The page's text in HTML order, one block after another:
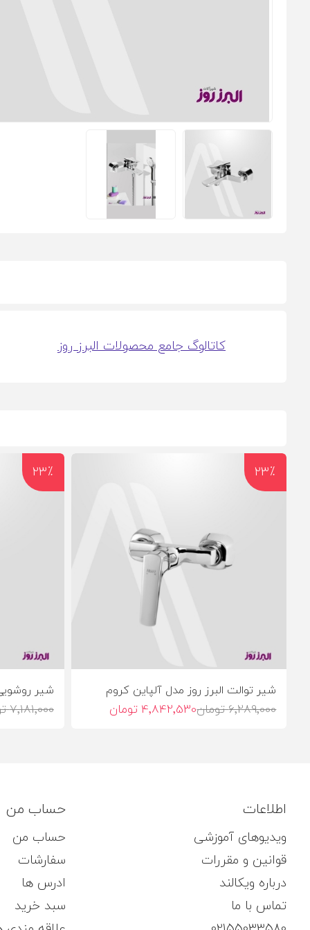
کاتالوگ جامع محصولات البرز روز
23٪
شیر توالت البرز روز مدل آلپاین کروم
6٬289٬000 تومان 4٬842٬530 تومان
23٪
شیر
7٬181٬000 تومان
اطلاعات
ویدیوهای آموزشی
قوانین و مقررات
درباره ویکالند
تماس با ما
حساب من
حساب من
سفارشات
ادرس ها
سبد خرید